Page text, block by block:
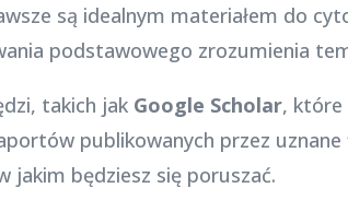
są idealnym materiałem do
podstawowego zrozumienia
takich jak Google Scholar, które
publikowanych przez
jakim będziesz się poruszać.